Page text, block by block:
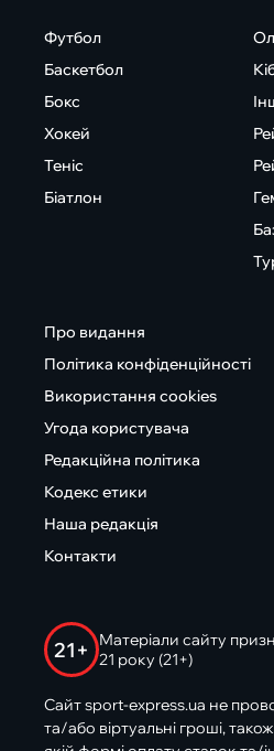
Футбол
Баскетбол
Бокс
Хокей
Теніс
Біатлон
Про видання
Політика конфіденційності
Використання cookies
Угода користувача
Редакційна політика
Кодекс етики
Наша редакція
Контакти
21+
Матеріали сайту
21 року (21+)
Сайт sport-express.ua не
та/або віртуальні гроші,